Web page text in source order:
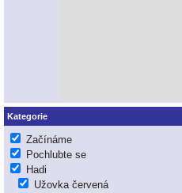
Kategorie
Začínáme
Pochlubte se
Hadi
Užovka červená